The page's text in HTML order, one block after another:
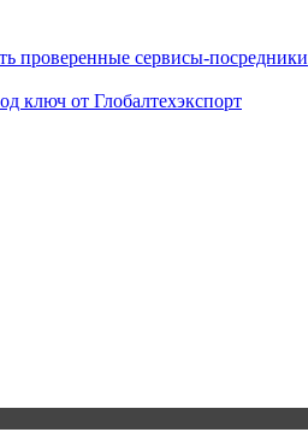
проверенные сервисы-посредники
ключ от Глобалтехэкспорт